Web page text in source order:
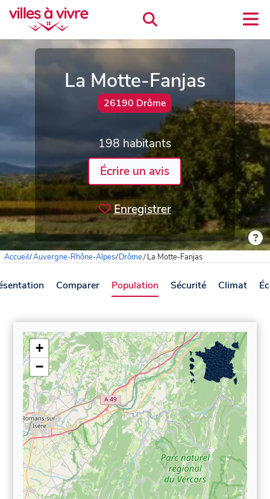
La Motte-Fanjas
26190 Drôme
198 habitants
Écrire un avis
Enregistrer
Accueil/Auvergne-Rhône-Alpes/Drôme/La Motte-Fanjas
Comparer Population Sécurité Climat
+
−